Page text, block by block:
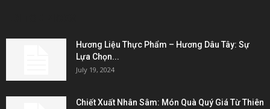
Hương Liệu Thực Phẩm – Hương Dâu Tây: Sự
Lựa Chọn...
July 19, 2024
Chiết Xuất Nhân Sâm: Món Quà Quý Giá Từ Thiên